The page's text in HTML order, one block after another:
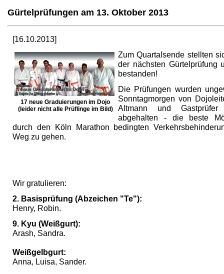
Gürtelprüfungen am 13. Oktober 2013
[16.10.2013]
17 neue Graduierungen im Dojo
(leider nicht alle Prüflinge im Bild)
Zum Quartalsende stellten
der nächsten Gürtelprüfung
bestanden!
Die Prüfungen wurden
Sonntagmorgen von
Altmann und
abgehalten - die beste
durch den Köln Marathon bedingten
Weg zu gehen.
Wir gratulieren:
2. Basisprüfung (Abzeichen "Te"):
Henry, Robin.
9. Kyu (Weißgurt):
Arash, Sandra.
Weißgelbgurt:
Anna, Luisa, Sander.